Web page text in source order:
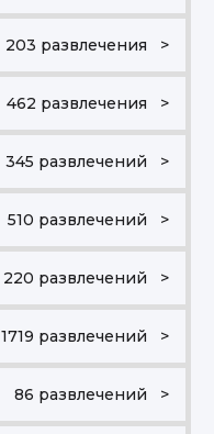
203 развлечения >
462 развлечения >
345 развлечений >
510 развлечений >
220 развлечений >
1719 развлечений >
86 развлечений >